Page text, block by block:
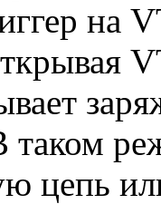
на
таком
цепь